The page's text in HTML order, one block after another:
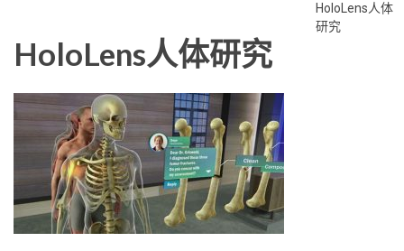
HoloLens人体
研究
HoloLens人体研究